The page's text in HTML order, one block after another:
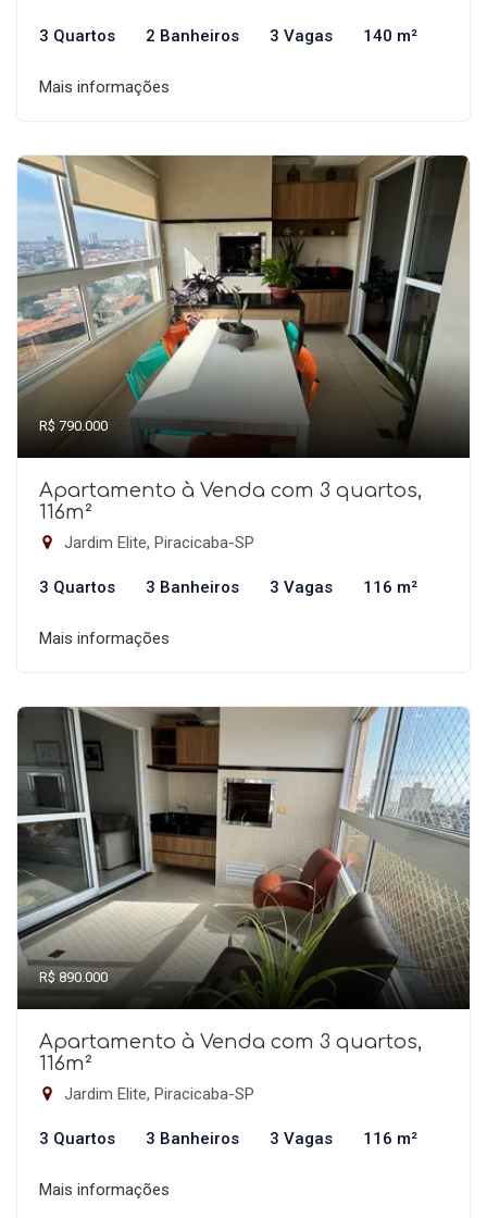
3 Quartos 2 Banheiros 3 Vagas 140 m²
Mais informações
R$ 790.000
Apartamento à Venda com 3 quartos,
116m²
Jardim Elite, Piracicaba-SP
3 Quartos 3 Banheiros 3 Vagas 116 m²
Mais informações
R$ 890.000
Apartamento à Venda com 3 quartos,
116m²
Jardim Elite, Piracicaba-SP
3 Quartos 3 Banheiros 3 Vagas 116 m²
Mais informações